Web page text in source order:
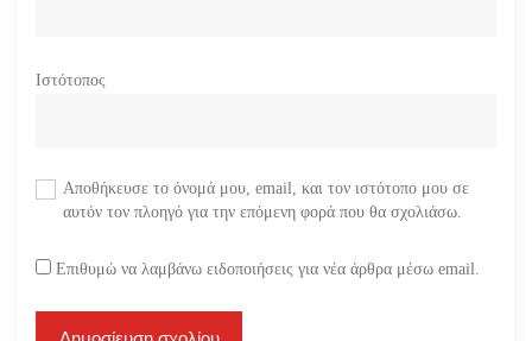
Ιστότοπος
Αποθήκευσε το όνομά μου, email, και τον ιστότοπο μου σε
αυτόν τον πλοηγό για την επόμενη φορά που θα σχολιάσω.
Επιθυμώ να λαμβάνω ειδοποιήσεις για νέα άρθρα μέσω email.